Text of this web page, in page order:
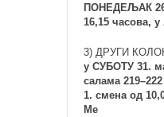
ПОНЕДЕЉАК
16,15 часова,
3) ДРУГИ
у СУБОТУ 31.
салама 219–222
1. смена од
Ме